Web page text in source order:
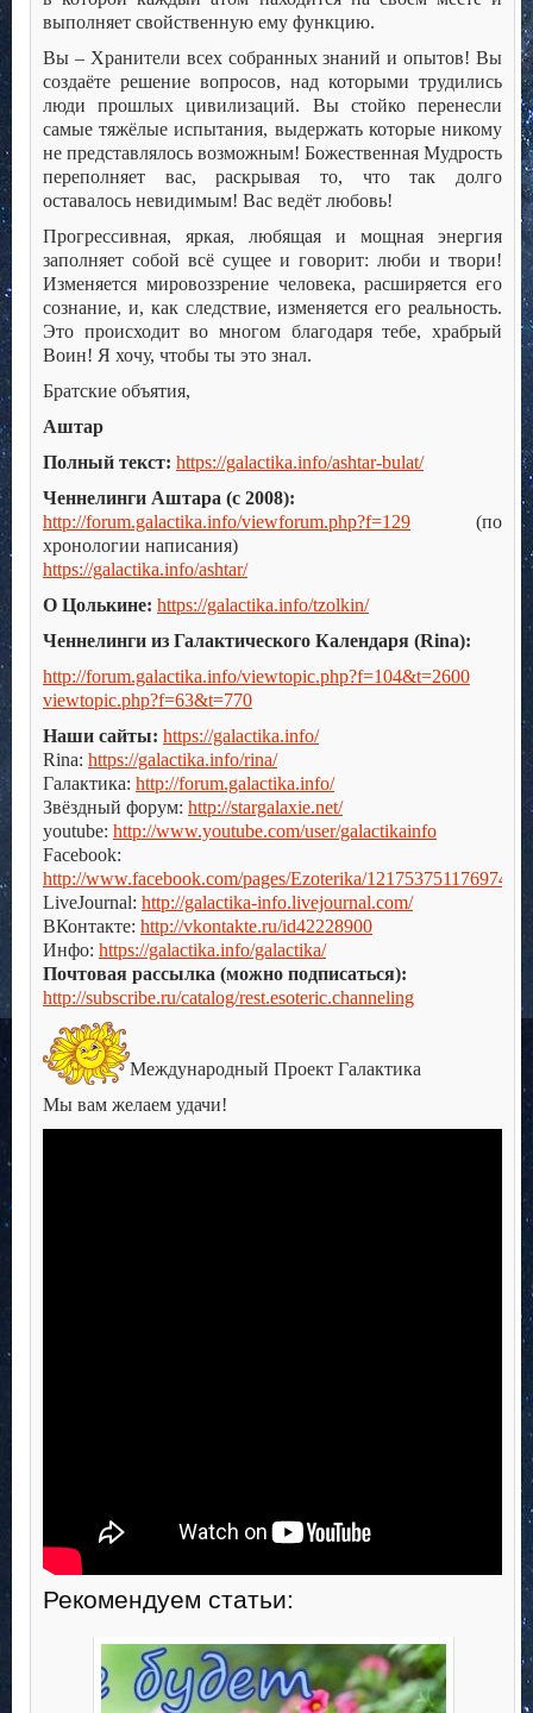
выполняет свойственную ему функцию.
Вы – Хранители всех собранных знаний и опытов! Вы
создаёте решение вопросов, над которыми трудились
люди прошлых цивилизаций. Вы стойко перенесли
самые тяжёлые испытания, выдержать которые никому
не представлялось возможным! Божественная Мудрость
переполняет вас, раскрывая то, что так долго
оставалось невидимым! Вас ведёт любовь!
Прогрессивная, яркая, любящая и мощная энергия
заполняет собой всё сущее и говорит: люби и твори!
Изменяется мировоззрение человека, расширяется его
сознание, и, как следствие, изменяется его реальность.
Это происходит во многом благодаря тебе, храбрый
Воин! Я хочу, чтобы ты это знал.
Братские объятия,
Аштар
Полный текст: https://galactika.info/ashtar-bulat/
Ченнелинги Аштара (с 2008):
http://forum.galactika.info/viewforum.php?f=129 (по
хронологии написания)
https://galactika.info/ashtar/
О Цолькине: https://galactika.info/tzolkin/
Ченнелинги из Галактического Календаря (Rina):
http://forum.galactika.info/viewtopic.php?f=104&t=2600
viewtopic.php?f=63&t=770
Наши сайты: https://galactika.info/
Rina: https://galactika.info/rina/
Галактика: http://forum.galactika.info/
Звёздный форум: http://stargalaxie.net/
youtube: http://www.youtube.com/user/galactikainfo
Facebook:
http://www.facebook.com/pages/Ezoterika/121753751176974
LiveJournal: http://galactika-info.livejournal.com/
ВКонтакте: http://vkontakte.ru/id42228900
Инфо: https://galactika.info/galactika/
Почтовая рассылка (можно подписаться):
http://subscribe.ru/catalog/rest.esoteric.channeling
Международный Проект Галактика
Мы вам желаем удачи!
Рекомендуем статьи: